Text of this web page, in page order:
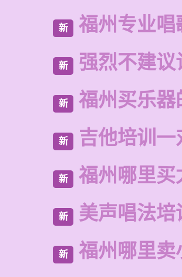
新 福州专业唱
新 强烈不建
新 福州买乐器
新 吉他培训
新 福州哪里买
新 美声唱法
新 福州哪里卖